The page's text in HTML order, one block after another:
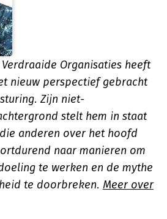
Organisaties heeft
nieuw perspectief gebracht
Zijn niet-
stelt hem in staat
anderen over het hoofd
naar manieren om
te werken en de mythe
te doorbreken. Meer over